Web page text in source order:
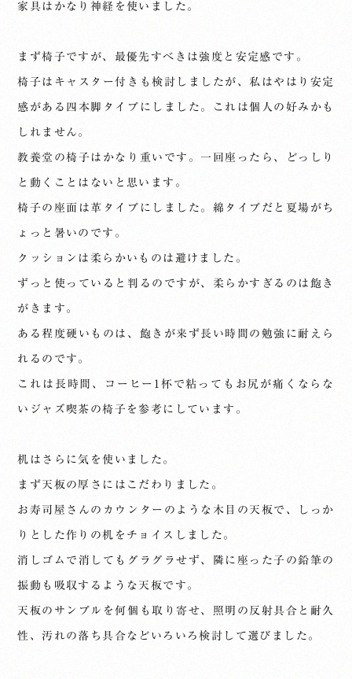
家具はかなり神経を使いました。
まず椅子ですが、最優先すべきは強度と安定感です。
椅子はキャスター付きも検討しましたが、私はやはり安定
感がある四本脚タイプにしました。これは個人の好みかも
しれません。
教養堂の椅子はかなり重いです。一回座ったら、どっしり
と動くことはないと思います。
椅子の座面は革タイプにしました。綿タイプだと夏場がち
ょっと暑いのです。
クッションは柔らかいものは避けました。
ずっと使っていると判るのですが、柔らかすぎるのは飽き
がきます。
ある程度硬いものは、飽きが来ず長い時間の勉強に耐えら
れるのです。
これは長時間、コーヒー1杯で粘ってもお尻が痛くならな
いジャズ喫茶の椅子を参考にしています。
机はさらに気を使いました。
まず天板の厚さにはこだわりました。
お寿司屋さんのカウンターのような木目の天板で、しっか
りとした作りの机をチョイスしました。
消しゴムで消してもグラグラせず、隣に座った子の鉛筆の
振動も吸収するような天板です。
天板のサンプルを何個も取り寄せ、照明の反射具合と耐久
性、汚れの落ち具合などいろいろ検討して選びました。